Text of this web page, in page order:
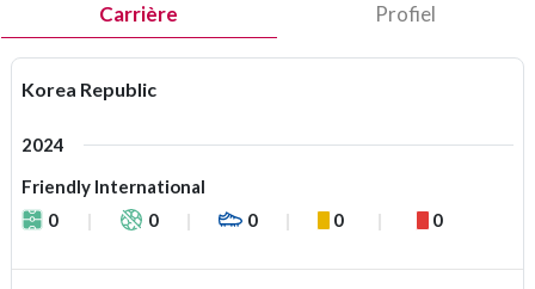
Carrière Profiel
Korea Republic
2024
Friendly International
0
0 0 0 0